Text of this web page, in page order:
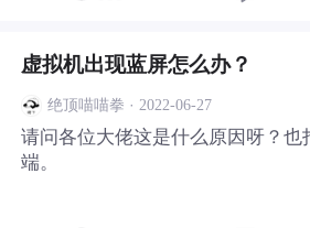
虚拟机出现蓝屏怎么办？
绝顶喵喵拳 · 2022-06-27
请问各位大佬这是什么原因呀？也
端。